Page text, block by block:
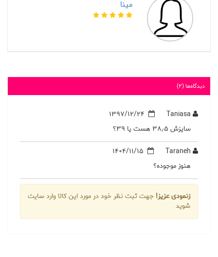
مينا
دیدگاه‌ها (2)
سایزش ۳۸٫۵ هست یا ۳۹؟
هنوز موجوده؟
زنمودی عزیز! جهت ثبت نظر خود در مورد این کالا وارد سایت
شوید